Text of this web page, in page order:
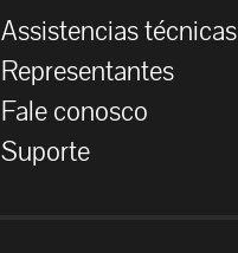
Assistencias técnicas
Representantes
Fale conosco
Suporte